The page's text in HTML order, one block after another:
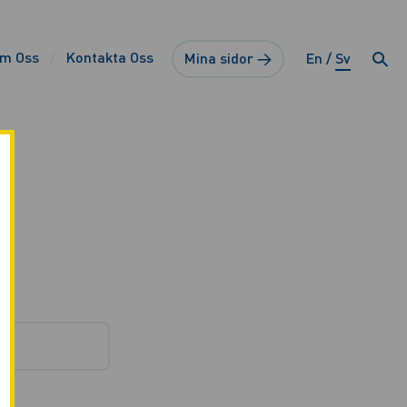
Oss Kontakta Oss Mina sidor → En Sv